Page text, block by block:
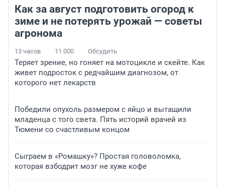
Как за август подготовить огород к
зиме и не потерять урожай — советы
агронома
13 часов 11 000 Обсудить
Теряет зрение, но гоняет на мотоцикле и скейте. Как
живет подросток с редчайшим диагнозом, от
которого нет лекарств
Победили опухоль размером с яйцо и вытащили
младенца с того света. Пять историй врачей из
Тюмени со счастливым концом
Сыграем в «Ромашку»? Простая головоломка,
которая взбодрит мозг не хуже кофе